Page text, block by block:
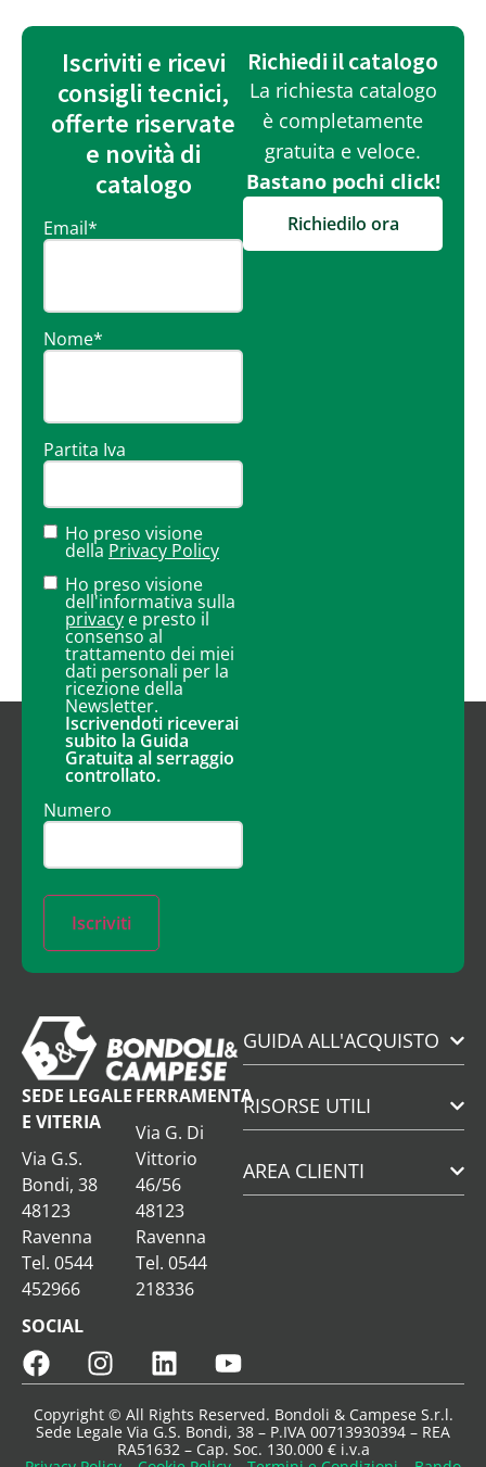
Iscriviti e ricevi
consigli tecnici,
offerte riservate
e novità di
catalogo
Email*
Nome*
Partita Iva
Ho preso visione
della Privacy Policy
Ho preso visione
dell'informativa sulla
privacy e presto il
consenso al
trattamento dei miei
dati personali per la
ricezione della
Newsletter.
Iscrivendoti riceverai
subito la Guida
Gratuita al serraggio
controllato.
Numero
Iscriviti
Richiedi il catalogo
La richiesta catalogo
è completamente
gratuita e veloce.
Bastano pochi click!
Richiedilo ora
SEDE LEGALE
E VITERIA
Via G.S.
Bondi, 38
48123
Ravenna
Tel. 0544
452966
FERRAMENTA
Via G. Di
Vittorio
46/56
48123
Ravenna
Tel. 0544
218336
SOCIAL
GUIDA ALL'ACQUISTO
RISORSE UTILI
AREA CLIENTI
Copyright © All Rights Reserved. Bondoli & Campese S.r.l.
Sede Legale Via G.S. Bondi, 38 – P.IVA 00713930394 – REA
RA51632 – Cap. Soc. 130.000 € i.v.a